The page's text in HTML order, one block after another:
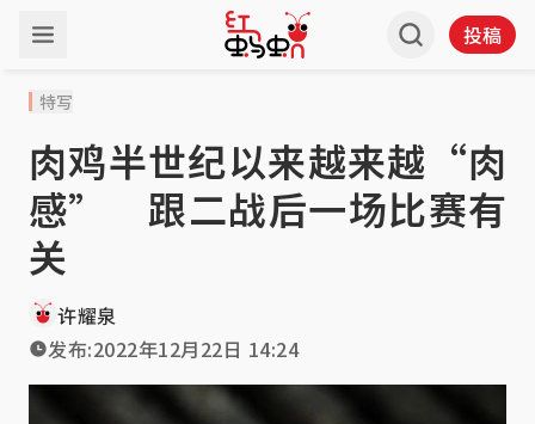
投稿
特写
肉鸡半世纪以来越来越“肉
感” 跟二战后一场比赛有
关
许耀泉
发布:2022年12月22日 14:24